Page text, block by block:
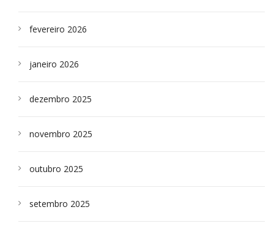
fevereiro 2026
janeiro 2026
dezembro 2025
novembro 2025
outubro 2025
setembro 2025